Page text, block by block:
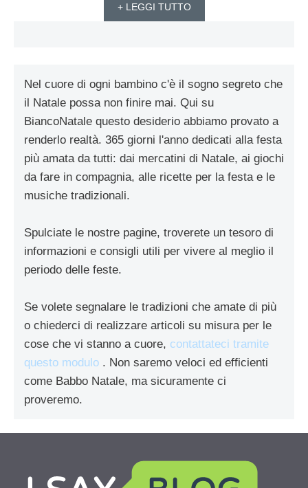
+ LEGGI TUTTO
Nel cuore di ogni bambino c'è il sogno segreto che
il Natale possa non finire mai. Qui su
BiancoNatale questo desiderio abbiamo provato a
renderlo realtà. 365 giorni l'anno dedicati alla festa
più amata da tutti: dai mercatini di Natale, ai giochi
da fare in compagnia, alle ricette per la festa e le
musiche tradizionali.
Spulciate le nostre pagine, troverete un tesoro di
informazioni e consigli utili per vivere al meglio il
periodo delle feste.
Se volete segnalare le tradizioni che amate di più
o chiederci di realizzare articoli su misura per le
cose che vi stanno a cuore, contattateci tramite
questo modulo . Non saremo veloci ed efficienti
come Babbo Natale, ma sicuramente ci
proveremo.